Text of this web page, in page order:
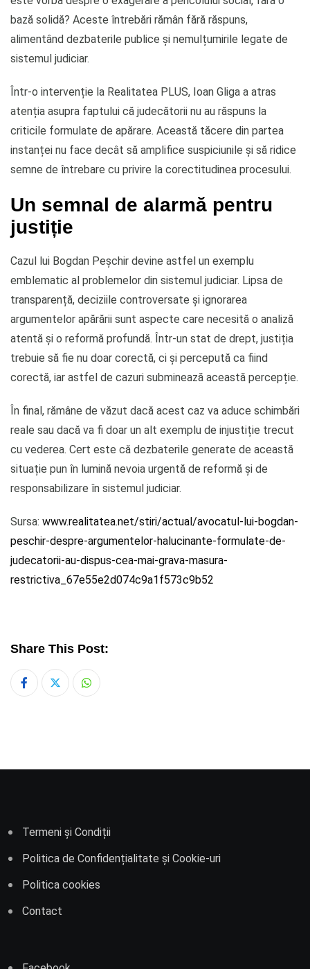
bază solidă? Aceste întrebări rămân fără răspuns,
alimentând dezbaterile publice și nemulțumirile legate de
sistemul judiciar.
Într-o intervenție la Realitatea PLUS, Ioan Gliga a atras
atenția asupra faptului că judecătorii nu au răspuns la
criticile formulate de apărare. Această tăcere din partea
instanței nu face decât să amplifice suspiciunile și să ridice
semne de întrebare cu privire la corectitudinea procesului.
Un semnal de alarmă pentru
justiție
Cazul lui Bogdan Peșchir devine astfel un exemplu
emblematic al problemelor din sistemul judiciar. Lipsa de
transparență, deciziile controversate și ignorarea
argumentelor apărării sunt aspecte care necesită o analiză
atentă și o reformă profundă. Într-un stat de drept, justiția
trebuie să fie nu doar corectă, ci și percepută ca fiind
corectă, iar astfel de cazuri subminează această percepție.
În final, rămâne de văzut dacă acest caz va aduce schimbări
reale sau dacă va fi doar un alt exemplu de injustiție trecut
cu vederea. Cert este că dezbaterile generate de această
situație pun în lumină nevoia urgentă de reformă și de
responsabilizare în sistemul judiciar.
Sursa: www.realitatea.net/stiri/actual/avocatul-lui-bogdan-
peschir-despre-argumentelor-halucinante-formulate-de-
judecatorii-au-dispus-cea-mai-grava-masura-
restrictiva_67e55e2d074c9a1f573c9b52
Share This Post:
Whatsapp
Termeni și Condiții
Politica de Confidențialitate și Cookie-uri
Politica cookies
Contact